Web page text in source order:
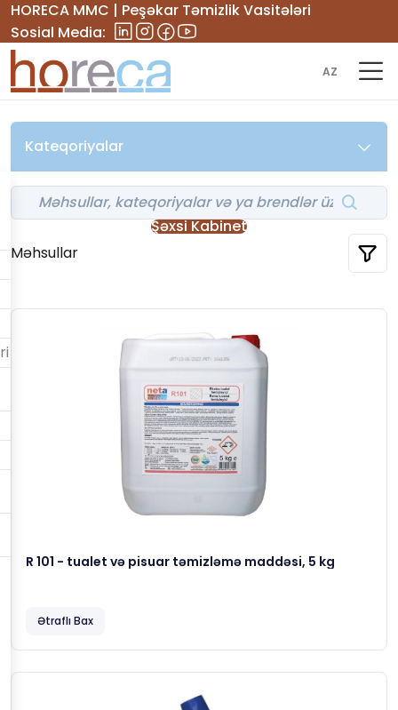
HORECA MMC | Peşəkar Təmizlik Vasitələri
Sosial Media:
AZ
Kateqoriyalar
Şəxsi Kabinet
Məhsullar
R 101 - tualet və pisuar təmizləmə maddəsi, 5 kg
Ətraflı Bax